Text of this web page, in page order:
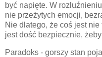
być napięte. W
nie przeżytych emocji,
Nie dlatego, że coś jest
jest dość bezpiecznie, żeby
Paradoks - gorszy stan